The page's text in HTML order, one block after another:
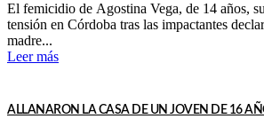
El femicidio de Agostina Vega, de 14 años,
tensión en Córdoba tras las impactantes
madre...
Leer más
ALLANARON LA CASA DE UN JOVEN DE 16